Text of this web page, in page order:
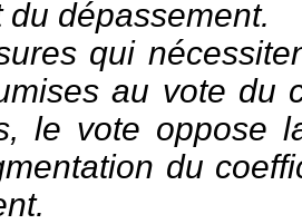
du dépassement.
qui
au vote du
le vote oppose
du